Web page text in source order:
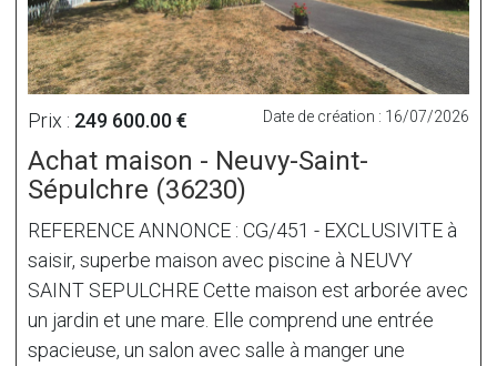
Prix : 249 600.00 € Date de création : 16/07/2026
Achat maison - Neuvy-Saint-
Sépulchre (36230)
REFERENCE ANNONCE : CG/451 - EXCLUSIVITE à
saisir, superbe maison avec piscine à NEUVY
SAINT SEPULCHRE Cette maison est arborée avec
un jardin et une mare. Elle comprend une entrée
spacieuse, un salon avec salle à manger une